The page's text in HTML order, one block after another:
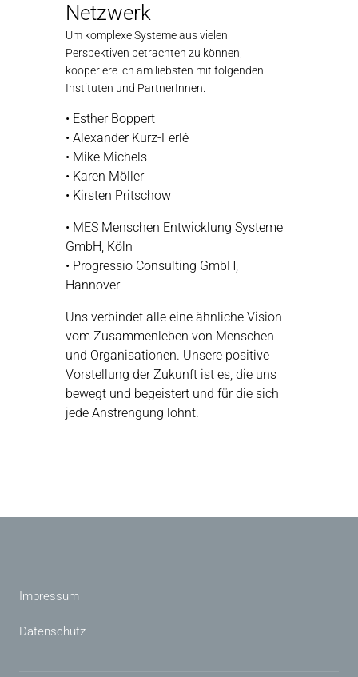
Netzwerk
Um komplexe Systeme aus vielen
Perspektiven betrachten zu können,
kooperiere ich am liebsten mit folgenden
Instituten und PartnerInnen.
• Esther Boppert
• Alexander Kurz-Ferlé
• Mike Michels
• Karen Möller
• Kirsten Pritschow
• MES Menschen Entwicklung Systeme
GmbH, Köln
• Progressio Consulting GmbH,
Hannover
Uns verbindet alle eine ähnliche Vision
vom Zusammenleben von Menschen
und Organisationen. Unsere positive
Vorstellung der Zukunft ist es, die uns
bewegt und be­geistert und für die sich
jede Anstrengung lohnt.
Impressum
Datenschutz